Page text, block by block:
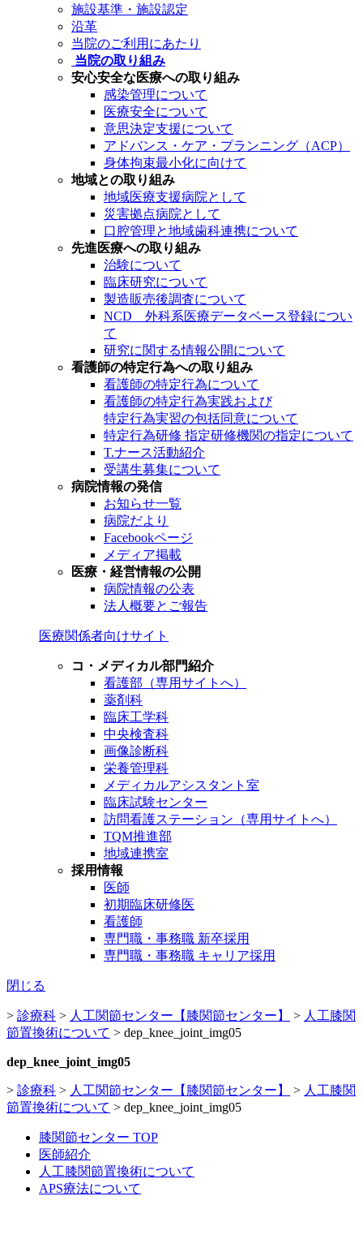
施設基準・施設認定
沿革
当院のご利用にあたり
当院の取り組み
安心安全な医療への取り組み
感染管理について
医療安全について
意思決定支援について
アドバンス・ケア・プランニング（ACP）
身体拘束最小化に向けて
地域との取り組み
地域医療支援病院として
災害拠点病院として
口腔管理と地域歯科連携について
先進医療への取り組み
治験について
臨床研究について
製造販売後調査について
NCD 外科系医療データベース登録につい
て
研究に関する情報公開について
看護師の特定行為への取り組み
看護師の特定行為について
看護師の特定行為実践および
特定行為実習の包括同意について
特定行為研修 指定研修機関の指定について
T.ナース活動紹介
受講生募集について
病院情報の発信
お知らせ一覧
病院だより
Facebookページ
メディア掲載
医療・経営情報の公開
病院情報の公表
法人概要とご報告
医療関係者向けサイト
コ・メディカル部門紹介
看護部（専用サイトへ）
薬剤科
臨床工学科
中央検査科
画像診断科
栄養管理科
メディカルアシスタント室
臨床試験センター
訪問看護ステーション（専用サイトへ）
TQM推進部
地域連携室
採用情報
医師
初期臨床研修医
看護師
専門職・事務職 新卒採用
専門職・事務職 キャリア採用
閉じる
> 診療科 > 人工関節センター【膝関節センター】 > 人工膝関
節置換術について > dep_knee_joint_img05
dep_knee_joint_img05
> 診療科 > 人工関節センター【膝関節センター】 > 人工膝関
節置換術について > dep_knee_joint_img05
膝関節センター TOP
医師紹介
人工膝関節置換術について
APS療法について